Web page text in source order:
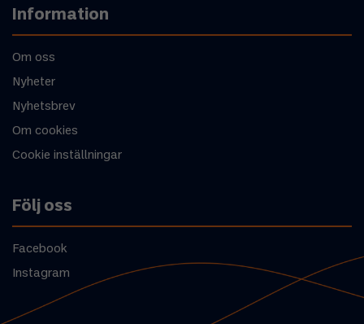
Information
Om oss
Nyheter
Nyhetsbrev
Om cookies
Cookie inställningar
Följ oss
Facebook
Instagram